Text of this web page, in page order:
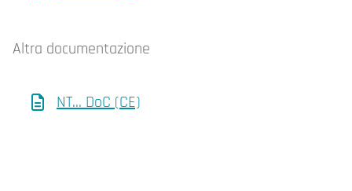
Altra documentazione
NT... DoC (CE)